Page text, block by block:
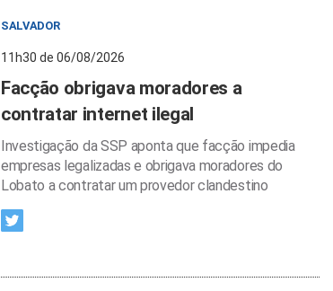
SALVADOR
11h30 de 06/08/2026
Facção obrigava moradores a
contratar internet ilegal
Investigação da SSP aponta que facção impedia
empresas legalizadas e obrigava moradores do
Lobato a contratar um provedor clandestino